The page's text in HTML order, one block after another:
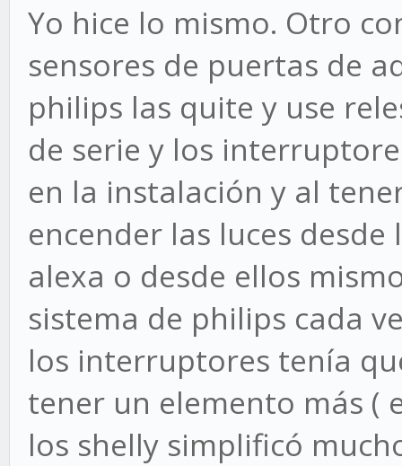
Yo hice lo mismo. Otro
sensores de puertas de
philips las quite y use
de serie y los
en la instalación y al
encender las luces
alexa o desde ellos
sistema de philips cada
los interruptores tenía
tener un elemento más (
los shelly simplificó